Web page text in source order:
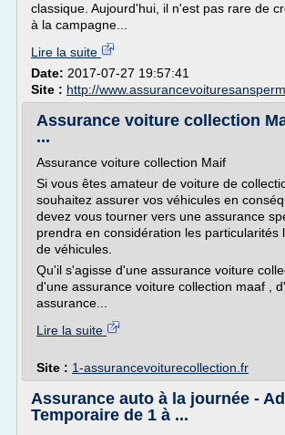
classique. Aujourd'hui, il n'est pas rare de
à la campagne...
Lire la suite
Date: 2017-07-27 19:57:41
Site : http://
Assurance voiture collection
...
Assurance voiture collection Maif
Si vous êtes amateur de voiture de
souhaitez assurer vos véhicules en
devez vous tourner vers une assurance
prendra en considération les particularités
de véhicules.
Qu'il s'agisse d'une assurance voiture
d'une assurance voiture collection maaf ,
assurance...
Lire la suite
Site : 1-assurancevoiturecollection.fr
Assurance auto à la journée -
Temporaire de 1 à ...